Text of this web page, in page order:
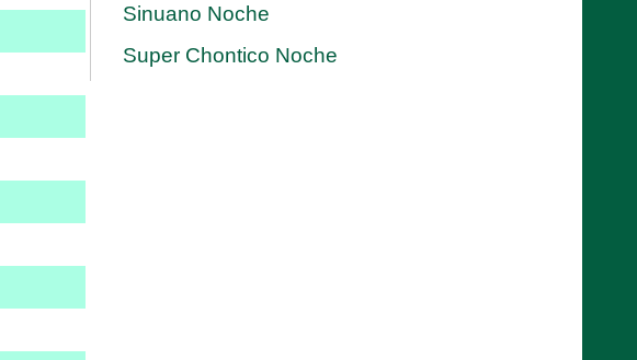
Sinuano Noche
Super Chontico Noche